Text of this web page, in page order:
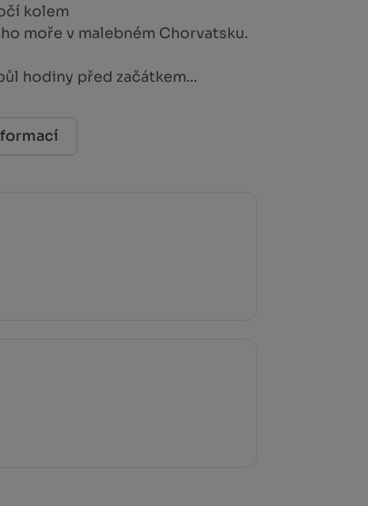
kolem
moře v malebném Chorvatsku.
hodiny před začátkem...